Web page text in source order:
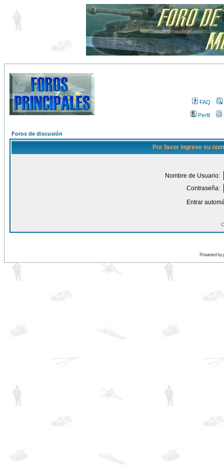
FAQ
Perfil
Foros de discusión
Por favor ingrese su
Nombre de Usuario:
Contraseña:
Entrar
Powered by